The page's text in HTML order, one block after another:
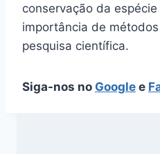
conservação da
importância de
pesquisa científica.
Siga-nos no Google e